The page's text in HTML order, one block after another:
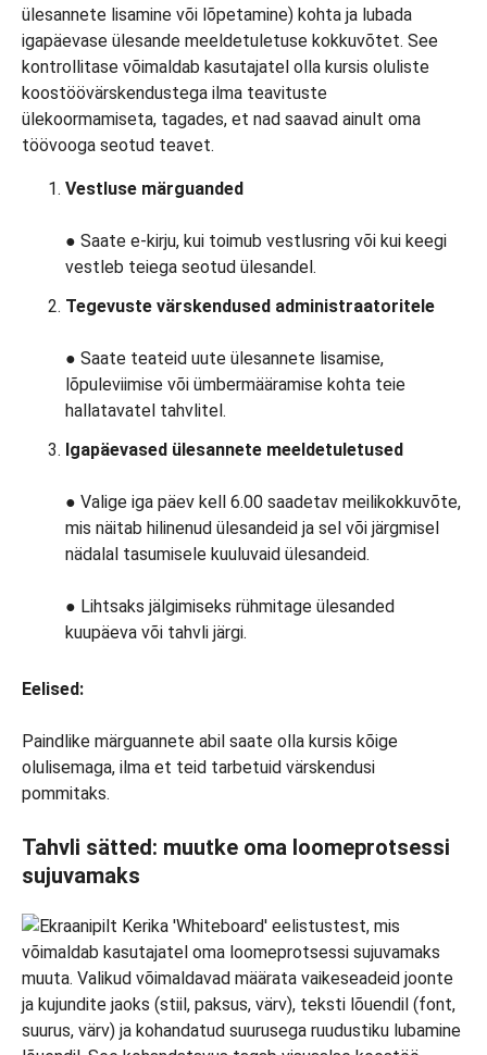
Vestluse märguanded
● Saate e-kirju, kui toimub vestlusring või kui keegi
vestleb teiega seotud ülesandel.
Tegevuste värskendused administraatoritele
● Saate teateid uute ülesannete lisamise,
lõpuleviimise või ümbermääramise kohta teie
hallatavatel tahvlitel.
Igapäevased ülesannete meeldetuletused
● Valige iga päev kell 6.00 saadetav meilikokkuvõte,
mis näitab hilinenud ülesandeid ja sel või järgmisel
nädalal tasumisele kuuluvaid ülesandeid.
● Lihtsaks jälgimiseks rühmitage ülesanded
kuupäeva või tahvli järgi.
Eelised:
Paindlike märguannete abil saate olla kursis kõige
olulisemaga, ilma et teid tarbetuid värskendusi
pommitaks.
Tahvli sätted: muutke oma loomeprotsessi
sujuvamaks